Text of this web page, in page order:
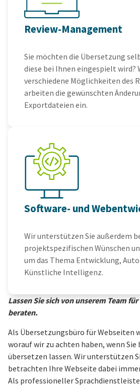
Review-Management
Sie möchten die Übersetzung
diese bei Ihnen eingespielt wird?
verschiedene Möglichkeiten des
arbeiten die gewünschten
Exportdateien ein.
Software- und
Wir unterstützen Sie außerdem
projektspezifischen Wünschen
um das Thema Entwicklung,
Künstliche Intelligenz.
Lassen Sie sich von unserem Team
beraten.
Als Übersetzungsbüro für Webseiten
worauf wir zu achten haben, wenn Sie
übersetzen lassen. Wir unterstützen
betrachten Ihre Webseite dabei
Als professioneller